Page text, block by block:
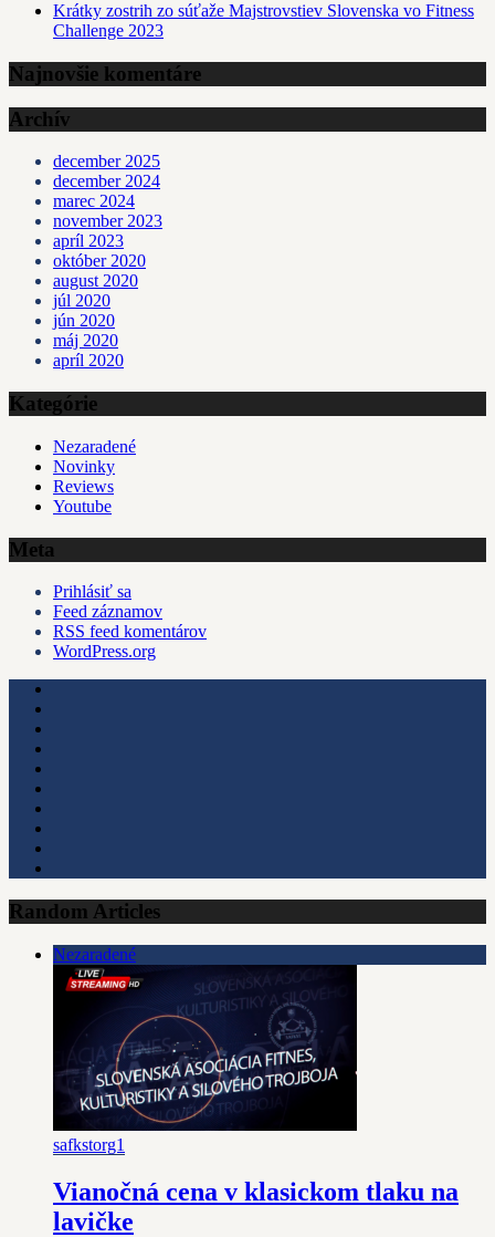
Krátky zostrih zo súťaže Majstrovstiev Slovenska vo Fitness
Challenge 2023
Najnovšie komentáre
Archív
december 2025
december 2024
marec 2024
november 2023
apríl 2023
október 2020
august 2020
júl 2020
jún 2020
máj 2020
apríl 2020
Kategórie
Nezaradené
Novinky
Reviews
Youtube
Meta
Prihlásiť sa
Feed záznamov
RSS feed komentárov
WordPress.org
Random Articles
Nezaradené
safkstorg1
Vianočná cena v klasickom tlaku na
lavičke